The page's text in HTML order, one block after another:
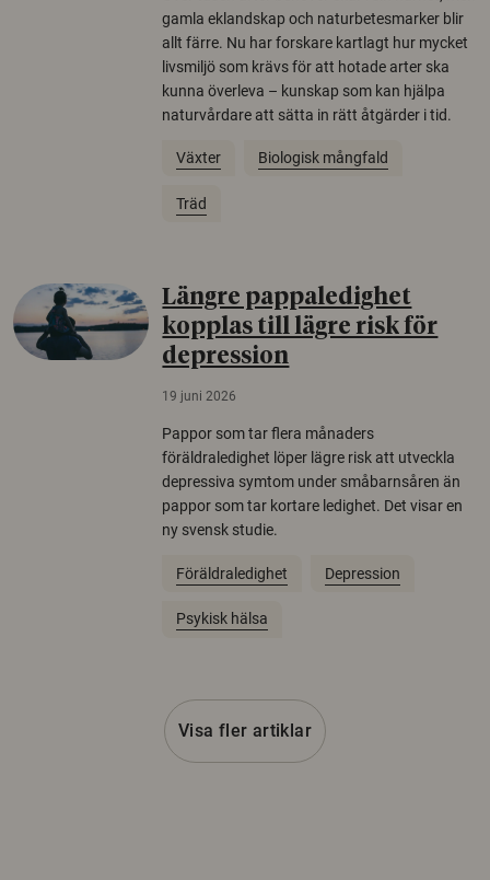
gamla eklandskap och naturbetesmarker blir
allt färre. Nu har forskare kartlagt hur mycket
livsmiljö som krävs för att hotade arter ska
kunna överleva – kunskap som kan hjälpa
naturvårdare att sätta in rätt åtgärder i tid.
Växter Biologisk mångfald
Träd
Längre pappaledighet
kopplas till lägre risk för
depression
19 juni 2026
Pappor som tar flera månaders
föräldraledighet löper lägre risk att utveckla
depressiva symtom under småbarnsåren än
pappor som tar kortare ledighet. Det visar en
ny svensk studie.
Föräldraledighet Depression
Psykisk hälsa
Visa fler artiklar